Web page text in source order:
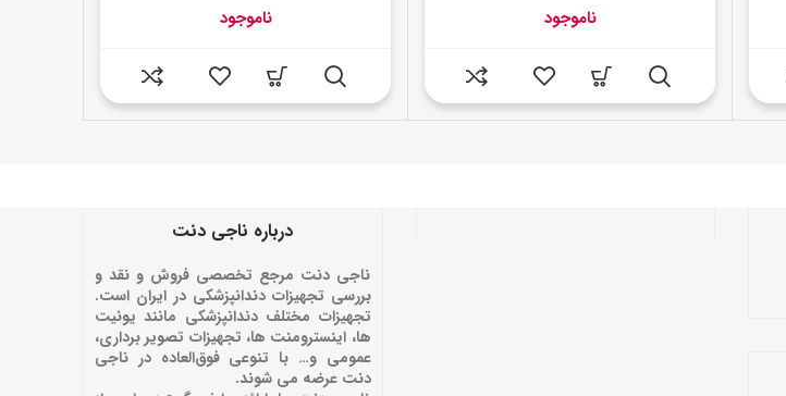
ناموجود ناموجود
درباره ناجی دنت
ناجی دنت مرجع تخصصی فروش و نقد و
بررسی تجهیزات دندانپزشکی در ایران است.
تجهیزات مختلف دندانپزشکی مانند یونیت
ها، اینسترومنت ها، تجهیزات تصویر برداری،
عمومی و… با تنوعی فوق‌العاده در ناجی
دنت عرضه می شوند.